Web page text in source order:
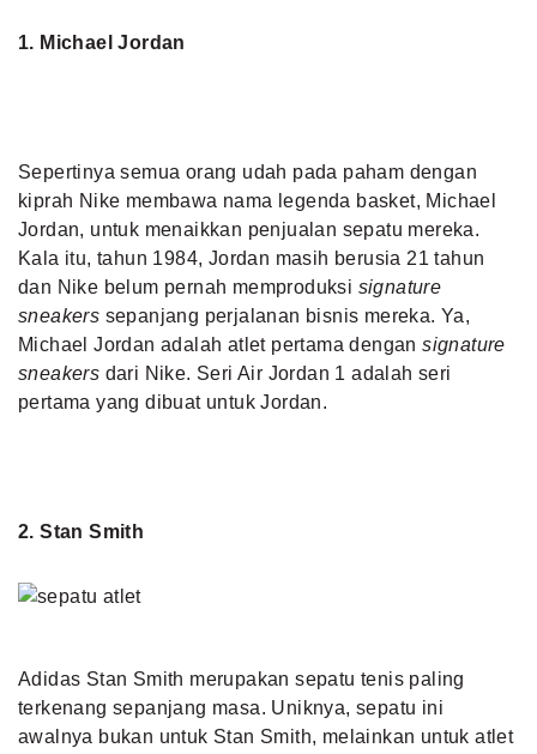
1. Michael Jordan
Sepertinya semua orang udah pada paham dengan
kiprah Nike membawa nama legenda basket, Michael
Jordan, untuk menaikkan penjualan sepatu mereka.
Kala itu, tahun 1984, Jordan masih berusia 21 tahun
dan Nike belum pernah memproduksi signature
sneakers sepanjang perjalanan bisnis mereka. Ya,
Michael Jordan adalah atlet pertama dengansignature
sneakers dari Nike. Seri Air Jordan 1 adalah seri
pertama yang dibuat untuk Jordan.
2. Stan Smith
Adidas Stan Smith merupakan sepatu tenis paling
terkenang sepanjang masa. Uniknya, sepatu ini
awalnya bukan untuk Stan Smith, melainkan untuk atlet